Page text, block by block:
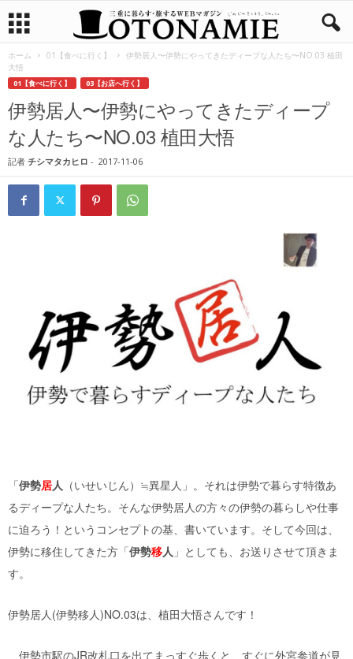
ホーム 01【食べに行く】
伊勢居人〜伊勢にやってきたディープな人たち〜NO.03 植田
大悟
01【食べに行く】 03【お店へ行く】
伊勢居人〜伊勢にやってきたディープ
な人たち〜NO.03 植田大悟
記者 チシマタカヒロ - 2017-11-06
「伊勢居人 （いせいじん）≒異星人」。それは伊勢で暮らす特徴あ
るディープな人たち。そんな伊勢居人の方々の伊勢の暮らしや仕事
に迫ろう！というコンセプトの基、書いています。そして今回は、
伊勢に移住してきた方「伊勢移人 」としても、お送りさせて頂きま
す。
伊勢居人(伊勢移人)NO.03は、植田大悟さんです！
伊勢市駅のJR改札口を出てまっすぐ歩くと、すぐに外宮参道が見